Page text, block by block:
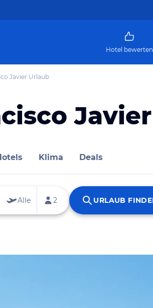
Hotel bewerten
Javier Urlaub
Javier
Klima Deals